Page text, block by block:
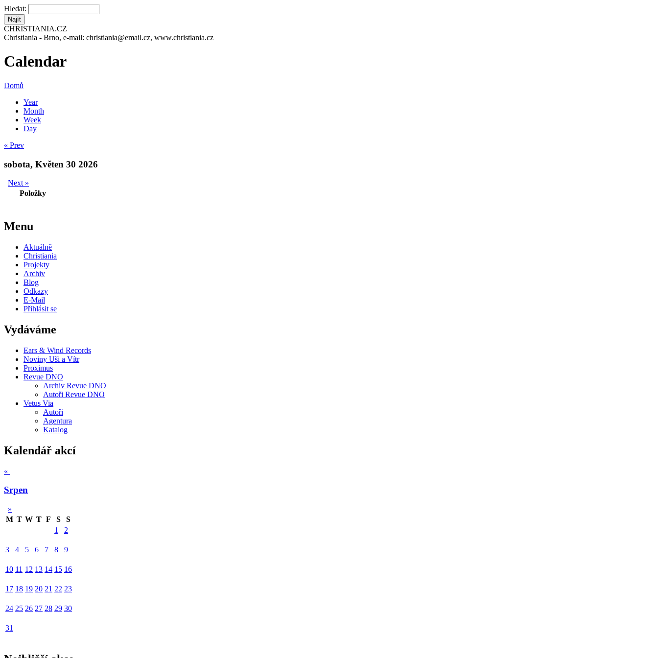
Hledat:
CHRISTIANIA.CZ
Christiania - Brno, e-mail: christiania@email.cz, www.christiania.cz
Calendar
Domů
Year
Month
Week
Day
« Prev
sobota, Květen 30 2026
Next »
Položky
Menu
Aktuálně
Christiania
Projekty
Archiv
Blog
Odkazy
E-Mail
Přihlásit se
Vydáváme
Ears & Wind Records
Noviny Uši a Vítr
Proximus
Revue DNO
Archiv Revue DNO
Autoři Revue DNO
Vetus Via
Autoři
Agentura
Katalog
Kalendář akcí
«
Srpen
»
M T W T F S
S
1
2
3 4 5 6 7 8 9
10 11 12 13 14 15 16
17 18 19 20 21 22 23
24 25 26 27 28 29 30
31